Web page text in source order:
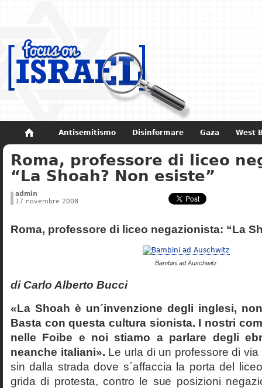
Antisemitismo Disinformare Gaza West
Non dimenticare Storia di Israele
Roma, professore di liceo
“La Shoah? Non esiste”
admin
17 novembre 2008
Roma, professore di liceo negazionista: “La
Bambini ad Auschwitz
di Carlo Alberto Bucci
«La Shoah è un´invenzione degli inglesi,
Basta con questa cultura sionista. I nostri
nelle Foibe e noi stiamo a parlare degli
neanche italiani». Le urla di un professore di
sin dalla strada dove s´affaccia la porta del
grida di protesta, contro le sue posizioni